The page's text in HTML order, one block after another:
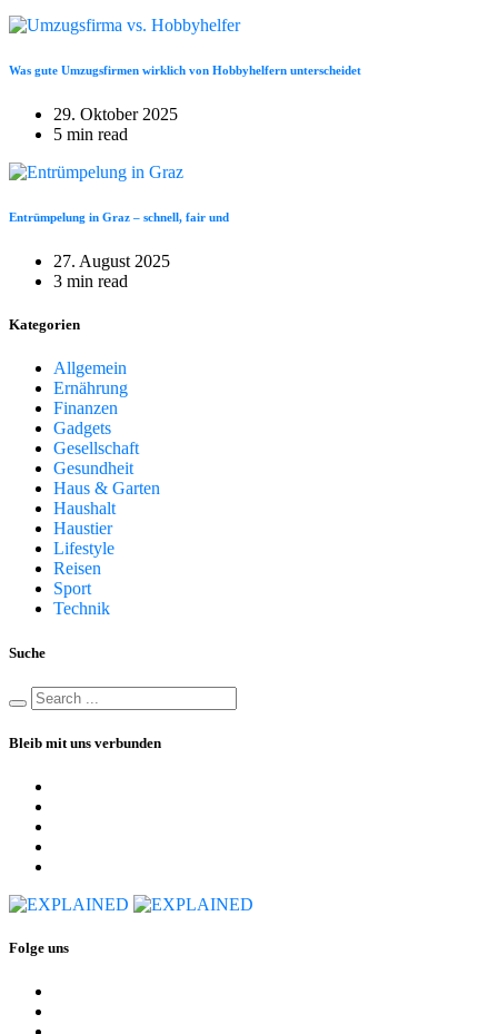
Was gute Umzugsfirmen wirklich von Hobbyhelfern unterscheidet
29. Oktober 2025
5 min read
Entrümpelung in Graz – schnell, fair und
27. August 2025
3 min read
Kategorien
Allgemein
Ernährung
Finanzen
Gadgets
Gesellschaft
Gesundheit
Haus & Garten
Haushalt
Haustier
Lifestyle
Reisen
Sport
Technik
Suche
Bleib mit uns verbunden
Folge uns